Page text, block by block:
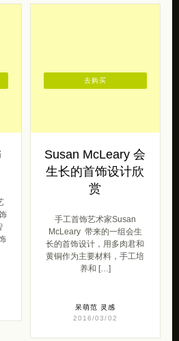
Susan McLeary 会
生长的首饰设计欣
赏
手工首饰艺术家Susan
McLeary 带来的一组会生
长的首饰设计，用多肉君和
黄铜作为主要材料，手工培
养和 […]
呆萌范 灵感
2016/03/02
去购买